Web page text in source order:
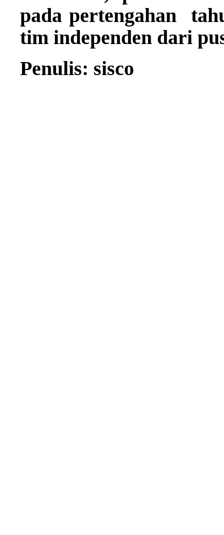
pada pertengahan
tim independen dari
Penulis: sisco